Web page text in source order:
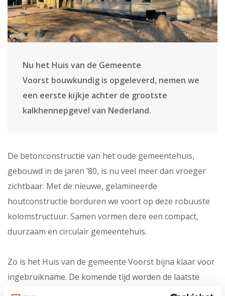
Nu het Huis van de Gemeente
Voorst bouwkundig is opgeleverd, nemen we
een eerste kijkje achter de grootste
kalkhennepgevel van Nederland.
De betonconstructie van het oude gemeentehuis,
gebouwd in de jaren ’80, is nu veel meer dan vroeger
zichtbaar. Met de nieuwe, gelamineerde
houtconstructie borduren we voort op deze robuuste
kolomstructuur. Samen vormen deze een compact,
duurzaam en circulair gemeentehuis.
Zo is het Huis van de gemeente Voorst bijna klaar voor
ingebruikname. De komende tijd worden de laatste
puntjes op de i gezet.